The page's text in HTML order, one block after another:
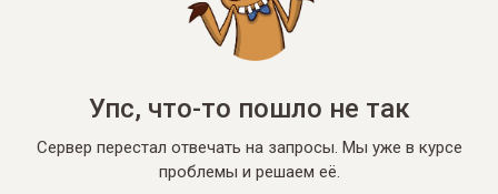
Упс, что-то пошло не так
Сервер перестал отвечать на запросы. Мы уже в курсе
проблемы и решаем её.